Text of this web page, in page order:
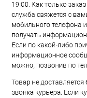
19:00. Как только
служба свяжется с
мобильного телефона
получать
Если по какой-либо
информационное
можно, позвонив по
Товар не
звонка курьера. Если